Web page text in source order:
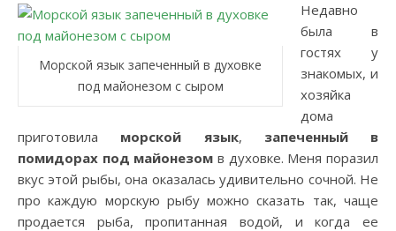
Морской язык запеченный в духовке
под майонезом с сыром
Недавно
была в
гостях у
знакомых, и
хозяйка
дома
приготовила морской язык, запеченный в
помидорах под майонезом в духовке. Меня поразил
вкус этой рыбы, она оказалась удивительно сочной. Не
про каждую морскую рыбу можно сказать так, чаще
продается рыба, пропитанная водой, и когда ее